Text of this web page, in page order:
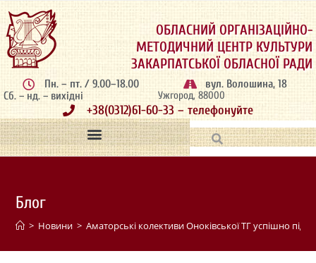
ОБЛАСНИЙ ОРГАНІЗАЦІЙНО-
МЕТОДИЧНИЙ ЦЕНТР КУЛЬТУРИ
ЗАКАРПАТСЬКОЇ ОБЛАСНОЇ РАДИ
Пн. – пт. / 9.00–18.00
Сб. – нд. – вихідні
вул. Волошина, 18
Ужгород, 88000
+38(0312)61-60-33 – телефонуйте
Блог
> Новини > Аматорські колективи Оноківської ТГ успішно